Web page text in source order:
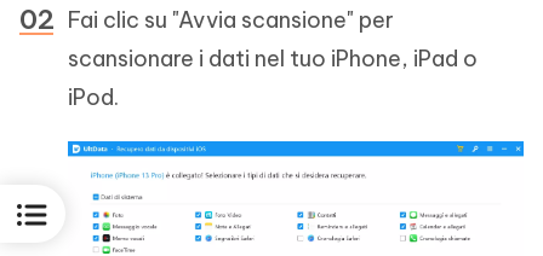
Fai clic su "Avvia scansione" per
scansionare i dati nel tuo iPhone, iPad o
iPod.